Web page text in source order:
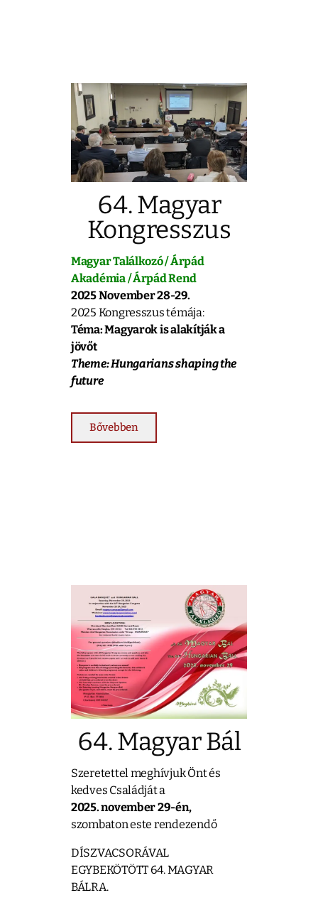
64. Magyar
Kongresszus
Magyar Találkozó / Árpád
Akadémia / Árpád Rend
2025 November 28-29.
2025 Kongresszus témája:
Téma: Magyarok is alakítják a
jövőt
Theme: Hungarians shaping the
future
Bővebben
64. Magyar Bál
Szeretettel meghívjuk Önt és
kedves Családját a
2025. november 29-én,
szombaton este rendezendő
DÍSZVACSORÁVAL
EGYBEKÖTÖTT 64. MAGYAR
BÁLRA.